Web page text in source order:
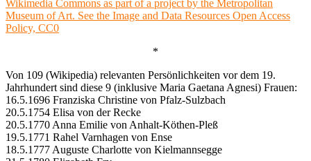
Wikimedia Commons as part of a project by the Metropolitan
Museum of Art. See the Image and Data Resources Open Access
Policy, CC0
*
Von 109 (Wikipedia) relevanten Persönlichkeiten vor dem 19.
Jahrhundert sind diese 9 (inklusive Maria Gaetana Agnesi) Frauen:
16.5.1696 Franziska Christine von Pfalz-Sulzbach
20.5.1754 Elisa von der Recke
20.5.1770 Anna Emilie von Anhalt-Köthen-Pleß
19.5.1771 Rahel Varnhagen von Ense
18.5.1777 Auguste Charlotte von Kielmannsegge